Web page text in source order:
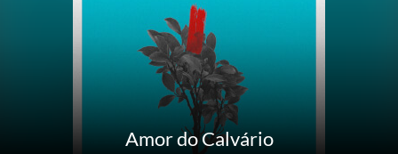
Amor do Calvário